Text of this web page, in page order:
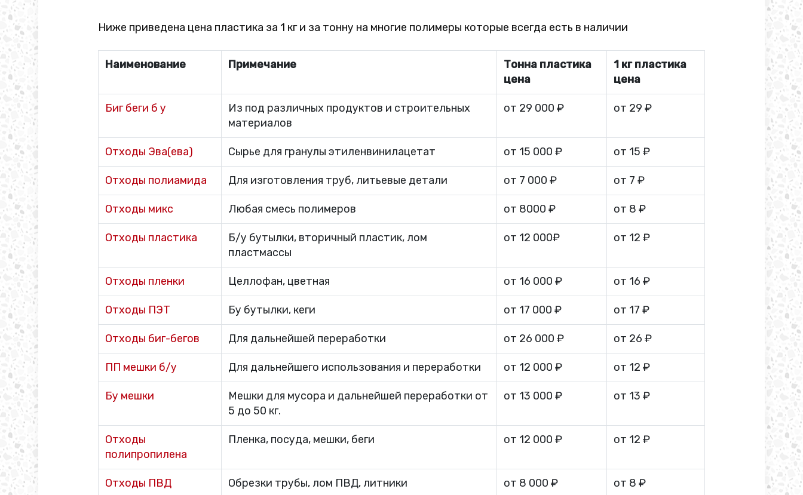
Ниже приведена цена пластика за 1 кг и за тонну на многие полимеры которые всегда есть в наличии
Наименование Примечание
Тонна пластика
цена
1 кг пластика
цена
Биг беги б у
Из под различных продуктов и строительных
материалов
от 29 000 ₽ от 29 ₽
Отходы Эва(ева) Сырье для гранулы этиленвинилацетат от 15 000 ₽ от 15 ₽
Отходы полиамида Для изготовления труб, литьевые детали от 7 000 ₽ от 7 ₽
Отходы микс Любая смесь полимеров от 8000 ₽ от 8 ₽
Отходы пластика
Б/у бутылки, вторичный пластик, лом
пластмассы
от 12 000₽ от 12 ₽
Отходы пленки Целлофан, цветная от 16 000 ₽ от 16 ₽
Отходы ПЭТ Бу бутылки, кеги от 17 000 ₽ от 17 ₽
Отходы биг-бегов Для дальнейшей переработки от 26 000 ₽ от 26 ₽
ПП мешки б/у Для дальнейшего использования и переработки от 12 000 ₽ от 12 ₽
Бу мешки
Мешки для мусора и дальнейшей переработки от
5 до 50 кг.
от 13 000 ₽ от 13 ₽
Отходы
полипропилена
Пленка, посуда, мешки, беги от 12 000 ₽ от 12 ₽
Отходы ПВД Обрезки трубы, лом ПВД, литники от 8 000 ₽ от 8 ₽